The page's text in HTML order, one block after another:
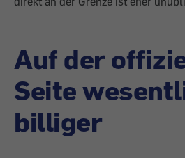
Auf der
Seite
billiger